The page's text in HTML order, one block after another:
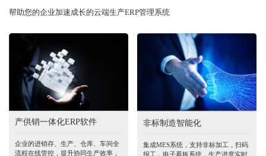
帮助您的企业加速成长的云端生产ERP管理系统
产供销一体化ERP软件
企业的进销存、生产、仓库、车间全
流程在线管控，提升协同生产效率，
非标制造智能化
集成MES系统，支持非标加工，扫码
报工，电子看板系统，生产进度实时